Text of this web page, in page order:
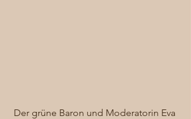
Der grüne Baron und Moderatorin Eva